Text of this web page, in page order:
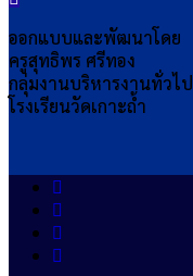
ออกแบบและพัฒนาโดย
ครูสุทธิพร ศรีทอง
กลุ่มงานบริหารงานทั่วไป
โรงเรียนวัดเกาะถ้ำ